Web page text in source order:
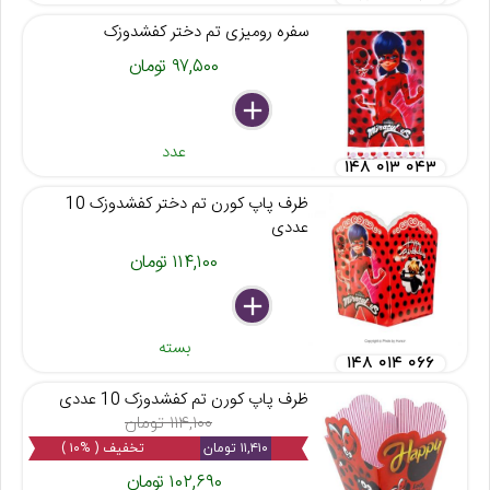
سفره رومیزی تم دختر کفشدوزک
۹۷,۵۰۰ تومان
delete
remove
add
عدد
۱۴۸ ۰۱۳ ۰۴۳
ظرف پاپ کورن تم دختر کفشدوزک 10
عددی
۱۱۴,۱۰۰ تومان
delete
remove
add
بسته
۱۴۸ ۰۱۴ ۰۶۶
ظرف پاپ کورن تم کفشدوزک 10 عددی
۱۱۴,۱۰۰ تومان
۱۱,۴۱۰ تومان تخفیف ( %۱۰ )
۱۰۲,۶۹۰ تومان